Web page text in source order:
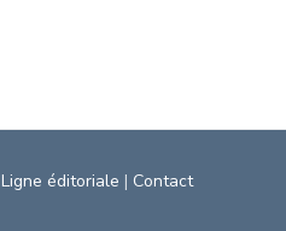
Ligne éditoriale | Contact